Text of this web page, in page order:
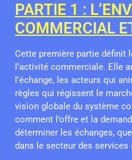
PARTIE 1 :
COMMERCIAL
Cette première partie définit
l’activité commerciale. Elle
l’échange, les acteurs qui
règles qui régissent le
vision globale du système
comment l’offre et la
déterminer les échanges,
dans le secteur des services